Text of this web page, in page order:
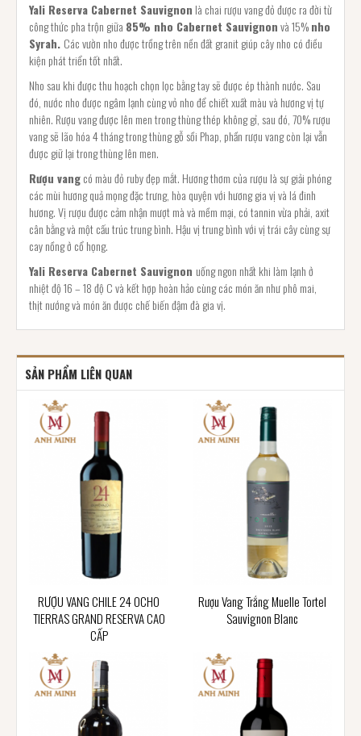
Yali Reserva Cabernet Sauvignon là chai rượu vang đỏ được ra đời từ
công thức pha trộn giữa 85% nho Cabernet Sauvignonvà 15%nho
Syrah. Các vườn nho được trồng trên nền đất granit giúp cây nho có điều
kiện phát triển tốt nhất.
Nho sau khi được thu hoạch chọn lọc bằng tay sẽ được ép thành nước. Sau
đó, nước nho được ngâm lạnh cùng vỏ nho để chiết xuất màu và hương vị tự
nhiên. Rượu vang được lên men trong thùng thép không gỉ, sau đó, 70% rượu
vang sẽ lão hóa 4 tháng trong thùng gỗ sồi Phap, phần rượu vang còn lại vẫn
được giữ lại trong thùng lên men.
Rượu vangcó màu đỏ ruby đẹp mắt. Hương thơm của rượu là sự giải phóng
các mùi hương quả mọng đặc trưng, hòa quyện với hương gia vị và lá đinh
hương. Vị rượu được cảm nhận mượt mà và mềm mại, có tannin vừa phải, axit
cân bằng và một cấu trúc trung bình. Hậu vị trung bình với vị trái cây cùng sự
cay nồng ở cổ họng.
Yali Reserva Cabernet Sauvignon uống ngon nhất khi làm lạnh ở
nhiệt độ 16 – 18 độ C và kết hợp hoàn hảo cùng các món ăn như phô mai,
thịt nướng và món ăn được chế biến đậm đà gia vị.
SẢN PHẨM LIÊN QUAN
RƯỢU VANG CHILE 24 OCHO
TIERRAS GRAND RESERVA CAO
CẤP
Rượu Vang Trắng Muelle Tortel
Sauvignon Blanc